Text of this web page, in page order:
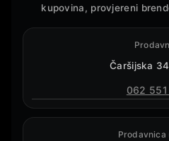
kupovina, provjereni
Čaršijska
062
Prodavnica